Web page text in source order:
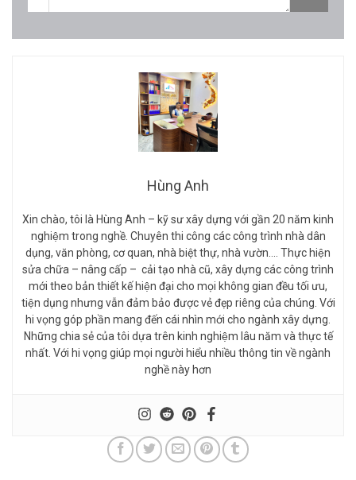
Hùng Anh
Xin chào, tôi là Hùng Anh – kỹ sư xây dựng với gần 20 năm kinh
nghiệm trong nghề. Chuyên thi công các công trình nhà dân
dụng, văn phòng, cơ quan, nhà biệt thự, nhà vườn…. Thực hiện
sửa chữa – nâng cấp – cải tạo nhà cũ, xây dựng các công trình
mới theo bản thiết kế hiện đại cho mọi không gian đều tối ưu,
tiện dụng nhưng vẫn đảm bảo được vẻ đẹp riêng của chúng. Với
hi vọng góp phần mang đến cái nhìn mới cho ngành xây dựng.
Những chia sẻ của tôi dựa trên kinh nghiệm lâu năm và thực tế
nhất. Với hi vọng giúp mọi người hiểu nhiều thông tin về ngành
nghề này hơn